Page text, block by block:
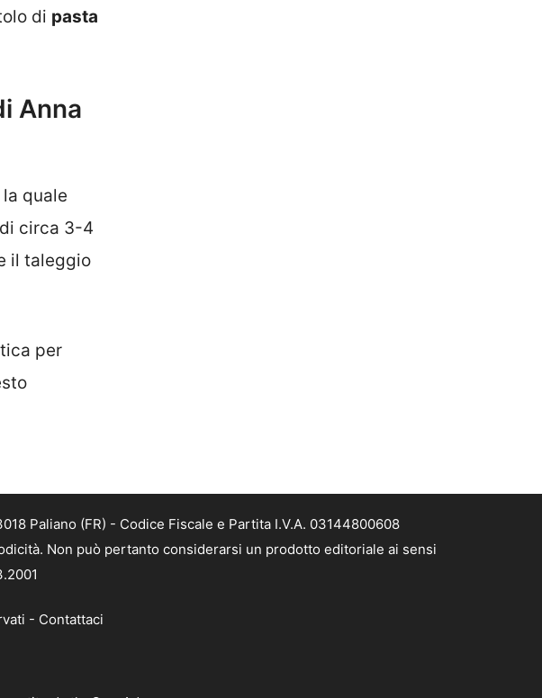
di pasta
Anna
quale
di circa 3-4
il taleggio
per
Paliano (FR) - Codice Fiscale e Partita I.V.A. 03144800608
Non può pertanto considerarsi un prodotto editoriale ai sensi
- Contattaci